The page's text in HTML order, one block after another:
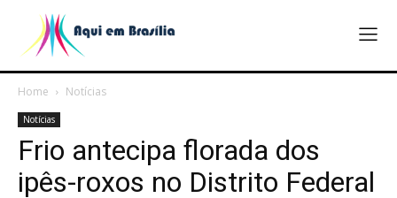
Home Notícias
Notícias
Frio antecipa florada dos
ipês-roxos no Distrito Federal